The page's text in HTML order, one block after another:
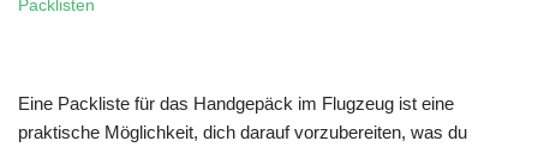
Packlisten
Eine Packliste für das Handgepäck im Flugzeug ist eine
praktische Möglichkeit, dich darauf vorzubereiten, was du